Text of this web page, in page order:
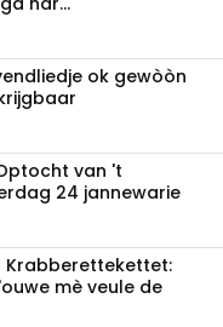
ok gewòòn
van 't
24 jannewarie
Krabberettekettet:
mè veule de